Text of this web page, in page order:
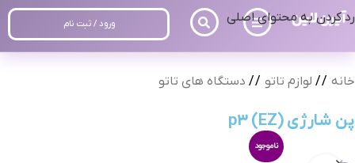
رد کردن به محتوای اصلی ورود / ثبت نام
خانه / لوازم تاتو / دستگاه های تاتو
پن شارژی p3 (EZ)
ناموجود